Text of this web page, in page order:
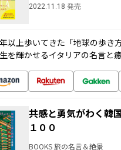
2022.11.18 発売
以上歩いてきた「地球の歩き
を輝かせるイタリアの名言と
共感と勇気がわく韓
１００
BOOKS 旅の名言＆絶景